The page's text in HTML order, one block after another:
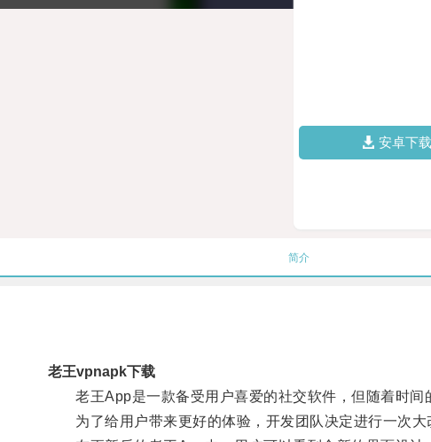
安卓下载
简介
老王vpnapk下载
老王App是一款备受用户喜爱的社交软件，但随着时间
为了给用户带来更好的体验，开发团队决定进行一次大